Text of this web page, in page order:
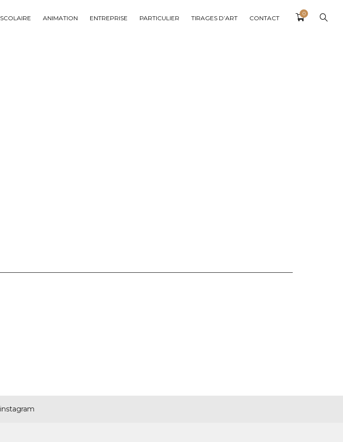
SCOLAIRE ANIMATION ENTREPRISE PARTICULIER TIRAGES D’ART CONTACT
0
instagram